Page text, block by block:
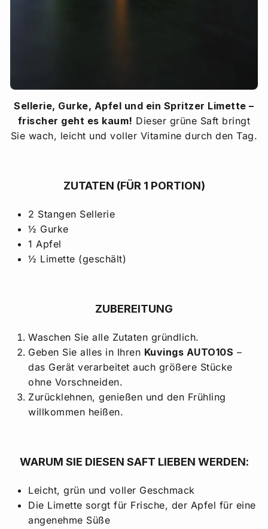
Sellerie, Gurke, Apfel und ein Spritzer Limette –
frischer geht es kaum! Dieser grüne Saft bringt
Sie wach, leicht und voller Vitamine durch den Tag.
ZUTATEN (FÜR 1 PORTION)
2 Stangen Sellerie
½ Gurke
1 Apfel
½ Limette (geschält)
ZUBEREITUNG
Waschen Sie alle Zutaten gründlich.
Geben Sie alles in Ihren Kuvings AUTO10S –
das Gerät verarbeitet auch größere Stücke
ohne Vorschneiden.
Zurücklehnen, genießen und den Frühling
willkommen heißen.
WARUM SIE DIESEN SAFT LIEBEN WERDEN:
Leicht, grün und voller Geschmack
Die Limette sorgt für Frische, der Apfel für eine
angenehme Süße